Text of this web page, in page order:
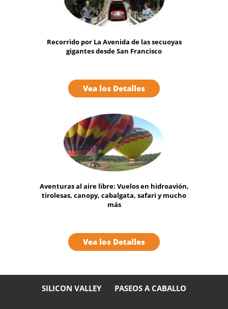
Recorrido por La Avenida de las secuoyas
gigantes desde San Francisco
Vea los Detalles
Aventuras al aire libre: Vuelos en hidroavión,
tirolesas, canopy, cabalgata, safari y mucho
más
Vea los Detalles
SILICON VALLEY PASEOS A CABALLO